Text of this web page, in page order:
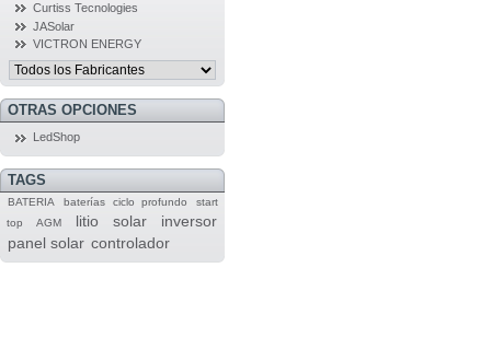
Curtiss Tecnologies
JASolar
VICTRON ENERGY
OTRAS OPCIONES
LedShop
TAGS
BATERIA baterías ciclo profundo
start
top
AGM litio solar
inversor
panel solar controlador